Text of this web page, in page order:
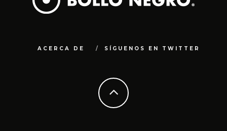
ACERCA DE SÍGUENOS EN TWITTER